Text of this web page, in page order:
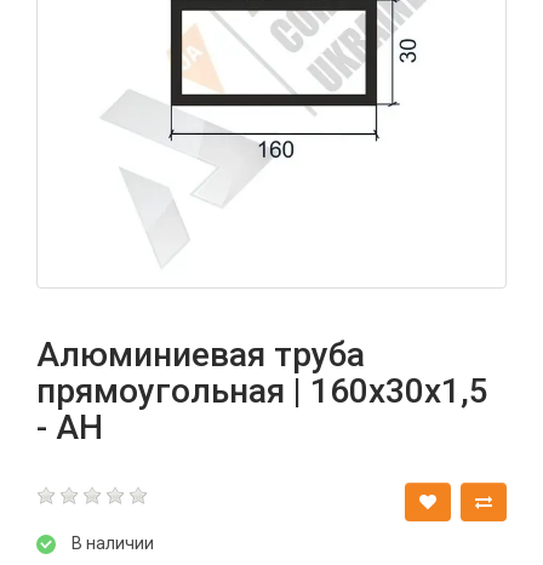
Алюминиевая труба
прямоугольная | 160х30х1,5
- АН
В наличии